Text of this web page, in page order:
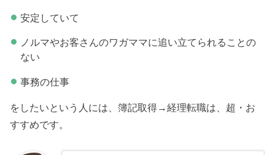
安定していて
ノルマやお客さんのワガママに追い立てられることの
ない
事務の仕事
をしたいという人には、簿記取得→経理転職は、超・お
すすめです。